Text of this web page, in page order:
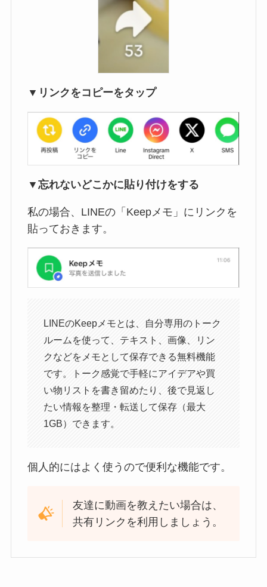
▼リンクをコピーをタップ
▼忘れないどこかに貼り付けをする
私の場合、LINEの「Keepメモ」にリンクを
貼っておきます。
LINEのKeepメモとは、自分専用のトーク
ルームを使って、テキスト、画像、リン
クなどをメモとして保存できる無料機能
です。トーク感覚で手軽にアイデアや買
い物リストを書き留めたり、後で見返し
たい情報を整理・転送して保存（最大
1GB）できます。
個人的にはよく使うので便利な機能です。
友達に動画を教えたい場合は、
共有リンクを利用しましょう。